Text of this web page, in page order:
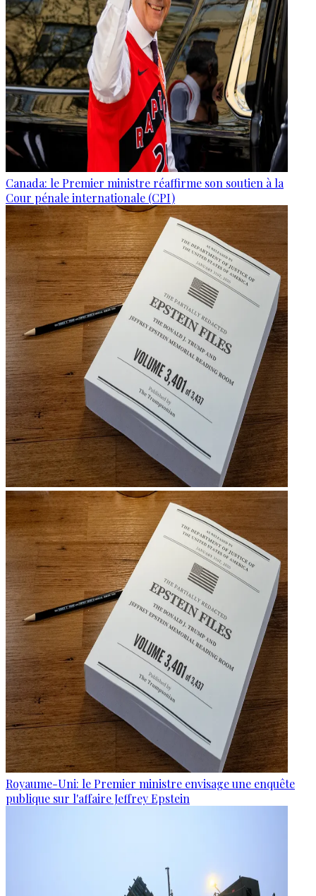
Canada: le Premier ministre réaffirme son soutien à la
Cour pénale internationale (CPI)
Royaume-Uni: le Premier ministre envisage une enquête
publique sur l'affaire Jeffrey Epstein